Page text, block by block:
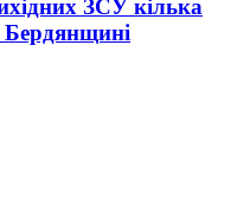
ЗСУ кілька
Бердянщині